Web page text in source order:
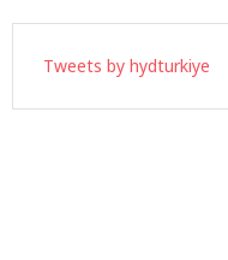
Tweets by hydturkiye